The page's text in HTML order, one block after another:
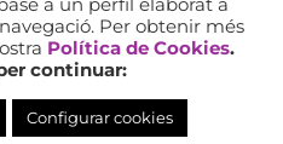
a un perfil elaborat a
Per obtenir més
Política de Cookies.
continuar:
Configurar cookies